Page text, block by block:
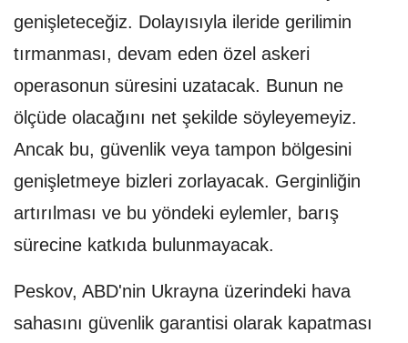
genişleteceğiz. Dolayısıyla ileride gerilimin
tırmanması, devam eden özel askeri
operasonun süresini uzatacak. Bunun ne
ölçüde olacağını net şekilde söyleyemeyiz.
Ancak bu, güvenlik veya tampon bölgesini
genişletmeye bizleri zorlayacak. Gerginliğin
artırılması ve bu yöndeki eylemler, barış
sürecine katkıda bulunmayacak.
Peskov, ABD'nin Ukrayna üzerindeki hava
sahasını güvenlik garantisi olarak kapatması